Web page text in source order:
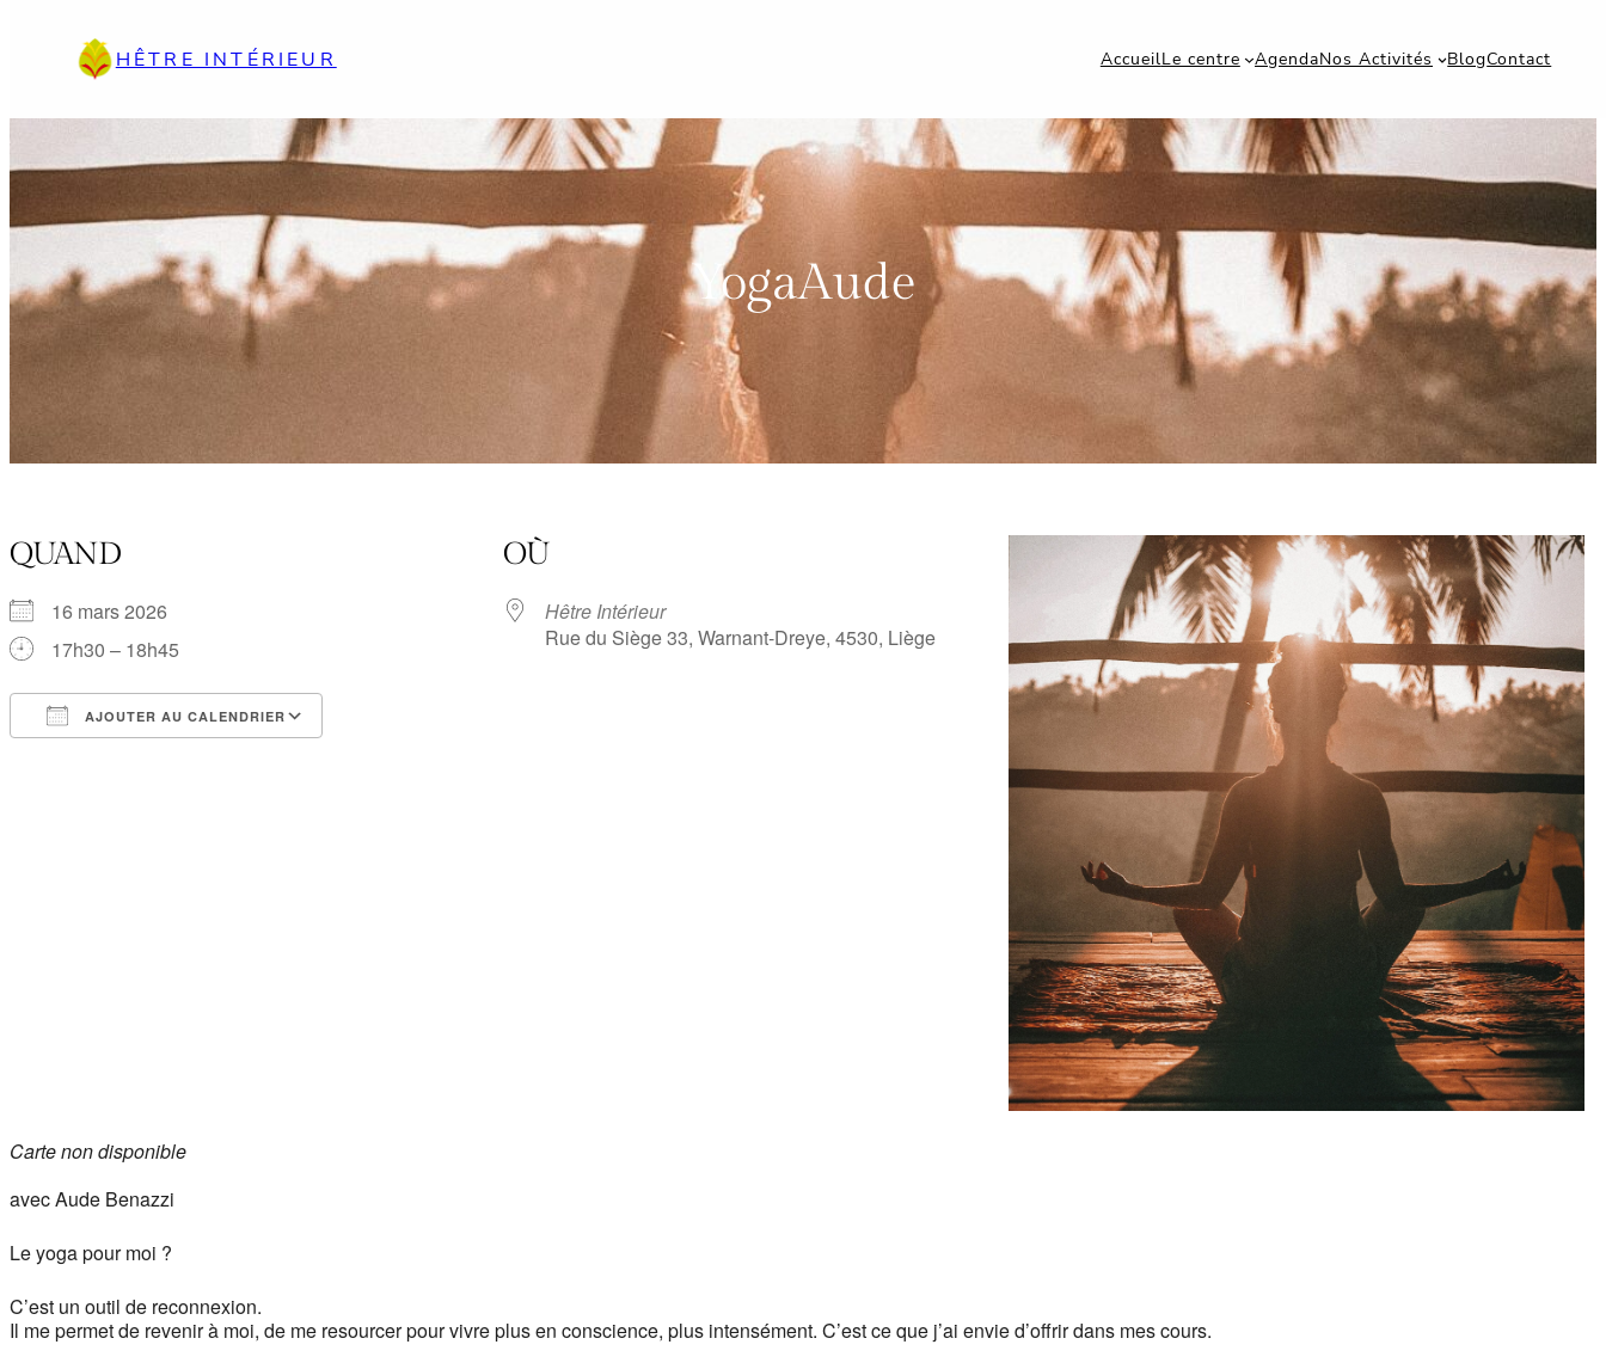
HÊTRE INTÉRIEUR AccueilLe centre AgendaNos Activités BlogContact
YogaAude
QUAND
16 mars 2026
17h30 – 18h45
AJOUTER AU CALENDRIER
Outlook Live
OÙ
Hêtre Intérieur
Rue du Siège 33, Warnant-Dreye, 4530, Liège
Carte non disponible
avec Aude Benazzi
Le yoga pour moi ?
C’est un outil de reconnexion.
Il me permet de revenir à moi, de me resourcer pour vivre plus en conscience, plus intensément. C’est ce que j’ai envie d’offrir dans mes cours.